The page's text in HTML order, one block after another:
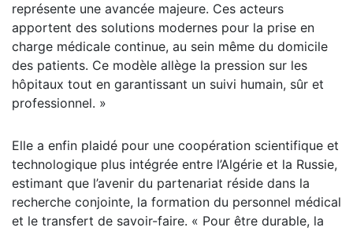
représente une avancée majeure. Ces acteurs
apportent des solutions modernes pour la prise en
charge médicale continue, au sein même du domicile
des patients. Ce modèle allège la pression sur les
hôpitaux tout en garantissant un suivi humain, sûr et
professionnel. »
Elle a enfin plaidé pour une coopération scientifique et
technologique plus intégrée entre l’Algérie et la Russie,
estimant que l’avenir du partenariat réside dans la
recherche conjointe, la formation du personnel médical
et le transfert de savoir-faire. « Pour être durable, la